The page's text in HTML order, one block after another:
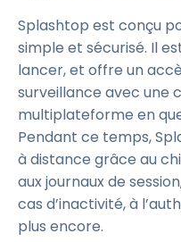
Splashtop est conçu
simple et sécurisé. Il
lancer, et offre un
surveillance avec une
multiplateforme en
Pendant ce temps,
à distance grâce au
aux journaux de
cas d’inactivité, à
plus encore.